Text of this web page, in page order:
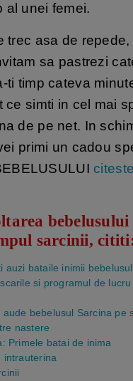
al unei femei.
trec asa de repede,
sa pastrezi
ti timp cateva
ce simti in cel mai
de pe net. In
primi un cadou
sarcinii,
auzi bataile inimii
si programul de
bebelusul Sarcina pe
nastere
Primele batai de inima
intrauterina